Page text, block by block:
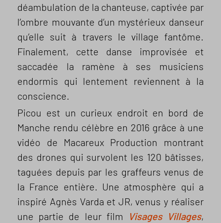
déambulation de la chanteuse, captivée par
l’ombre mouvante d’un mystérieux danseur
qu’elle suit à travers le village fantôme.
Finalement, cette danse improvisée et
saccadée la ramène à ses musiciens
endormis qui lentement reviennent à la
conscience.
Picou est un curieux endroit en bord de
Manche rendu célèbre en 2016 grâce à une
vidéo de Macareux Production montrant
des drones qui survolent les 120 bâtisses,
taguées depuis par les graffeurs venus de
la France entière. Une atmosphère qui a
inspiré Agnès Varda et JR, venus y réaliser
une partie de leur film
Visages Villages,